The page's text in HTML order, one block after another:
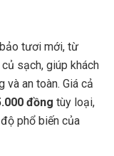
tươi mới, từ
sạch, giúp khách
và an toàn. Giá cả
đồng tùy loại,
phổ biến của